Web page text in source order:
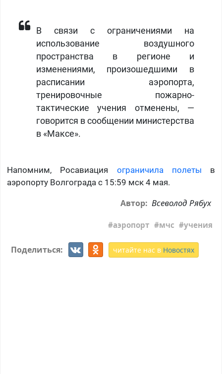
В связи с ограничениями на
использование воздушного
пространства в регионе и
изменениями, произошедшими в
расписании аэропорта,
тренировочные пожарно-
тактические учения отменены, —
говорится в сообщении министерства
в «Максе».
Напомним, Росавиация ограничила полеты в
аэропорту Волгограда с 15:59 мск 4 мая.
Автор: Всеволод Рябух
аэропорт мчс учения
Поделиться: читайте нас в Новостях